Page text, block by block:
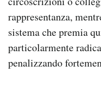
rappresentanza,
sistema che premia
particolarmente
penalizzando